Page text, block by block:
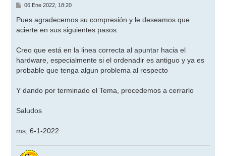
M
n
s
a
06 Ene 2022, 18:20
Pues agradecemos su compresión y le deseamos que
acierte en sus siguientes pasos.
Creo que está en la linea correcta al apuntar hacia el
hardware, especialmente si el ordenadir es antiguo y ya es
probable que tenga algun problema al respecto
Y dando por terminado el Tema, procedemos a cerrarlo
Saludos
ms, 6-1-2022